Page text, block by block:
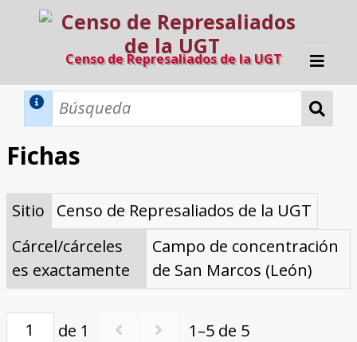
Censo de Represaliados de la UGT
Inicio
Directorio A-Z
Provincias de nacimiento
Profesión
Cárceles
Condenados a muerte
Condenados a muerte (con busca
dinámica)
Ejecutados
El proyecto
Razones y objetivos
El equipo
Colaboradores
Fuentes documentales
Fichas
Sitio
Censo de Represaliados de la UGT
Cárcel/cárceles
es exactamente
Campo de concentración
de San Marcos (León)
de 1 1–5 de 5